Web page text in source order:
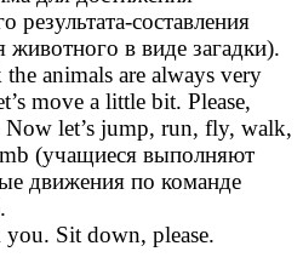
результата-составления
животного в виде загадки).
animals are always very
move a little bit. Please,
Now let’s jump, run, fly, walk,
(учащиеся выполняют
движения по команде
Sit down, please.